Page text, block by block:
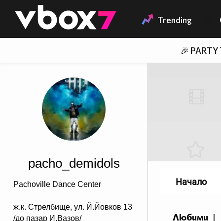
👾 Trending
🎉 PARTY
pacho_demidols
Pachoville Dance Center
ж.к. Стрелбище, ул. Й.Йовков 13
/до пазар И.Вазов/
Любими |
Начало